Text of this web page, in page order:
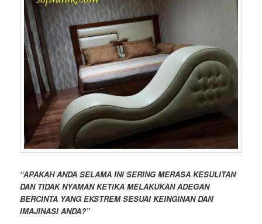
“APAKAH ANDA SELAMA INI SERING MERASA KESULITAN
DAN TIDAK NYAMAN KETIKA MELAKUKAN ADEGAN
BERCINTA YANG EKSTREM SESUAI KEINGINAN DAN
IMAJINASI ANDA?”